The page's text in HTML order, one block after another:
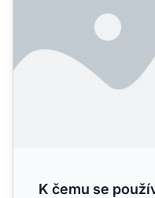
K čemu se